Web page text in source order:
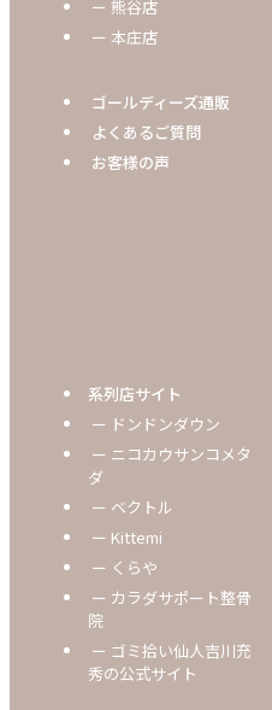
ー 熊谷店
ー 本庄店
ゴールディーズ通販
よくあるご質問
お客様の声
系列店サイト
ー ドンドンダウン
ー ニコカウサンコメタ
ダ
ー ベクトル
ー Kittemi
ー くらや
ー カラダサポート整骨
院
ー ゴミ拾い仙人吉川充
秀の公式サイト